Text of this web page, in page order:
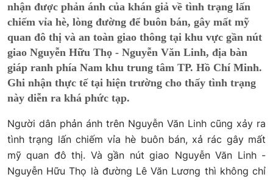
nhận được phản ánh của khán giả về tình trạng lấn
chiếm vỉa hè, lòng đường để buôn bán, gây mất mỹ
quan đô thị và an toàn giao thông tại khu vực gần nút
giao Nguyễn Hữu Thọ - Nguyễn Văn Linh, địa bàn
giáp ranh phía Nam khu trung tâm TP. Hồ Chí Minh.
Ghi nhận thực tế tại hiện trường cho thấy tình trạng
này diễn ra khá phức tạp.
Người dân phản ánh trên Nguyễn Văn Linh cũng xảy ra
tình trạng lấn chiếm vỉa hè buôn bán, xả rác gây mất
mỹ quan đô thị. Và gần nút giao Nguyễn Văn Linh -
Nguyễn Hữu Thọ là đường Lê Văn Lương thì không chỉ